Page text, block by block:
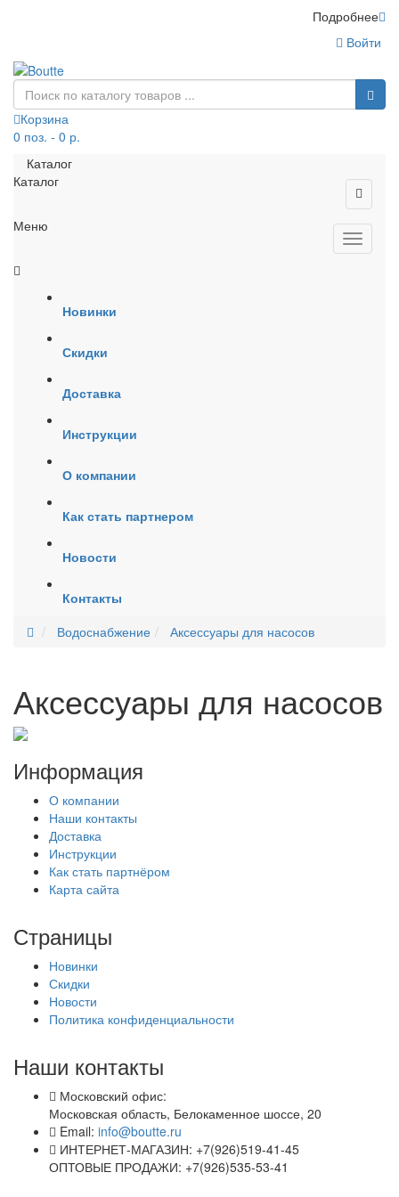
Подробнее
Войти
Корзина
0 поз. - 0 р.
Каталог
Каталог
Меню
Новинки
Скидки
Доставка
Инструкции
О компании
Как стать партнером
Новости
Контакты
Водоснабжение
Аксессуары для насосов
Аксессуары для насосов
Информация
О компании
Наши контакты
Доставка
Инструкции
Как стать партнёром
Карта сайта
Страницы
Новинки
Скидки
Новости
Политика конфиденциальности
Наши контакты
Московский офис:
Московская область, Белокаменное шоссе, 20
Email: info@boutte.ru
ИНТЕРНЕТ-МАГАЗИН: +7(926)519-41-45
ОПТОВЫЕ ПРОДАЖИ: +7(926)535-53-41